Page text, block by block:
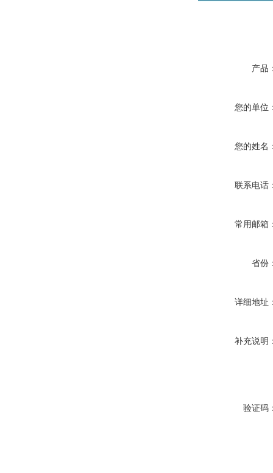
产品
您的单位
您的姓名
联系电话
常用邮箱
省份
详细地址
补充说明
验证码